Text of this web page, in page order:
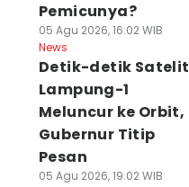
Pemicunya?
05 Agu 2026, 16:02 WIB
News
Detik-detik Satelit
Lampung-1
Meluncur ke Orbit,
Gubernur Titip
Pesan
05 Agu 2026, 19:02 WIB